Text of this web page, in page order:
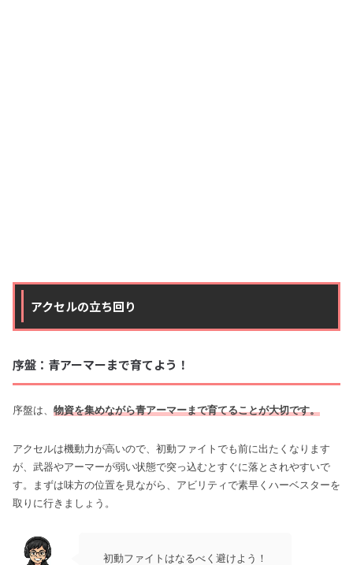
アクセルの立ち回り
序盤：青アーマーまで育てよう！
序盤は、 物資を集めながら青アーマーまで育てることが大切です。
アクセルは機動力が高いので、初動ファイトでも前に出たくなります
が、武器やアーマーが弱い状態で突っ込むとすぐに落とされやすいで
す。まずは味方の位置を見ながら、アビリティで素早くハーベスターを
取りに行きましょう。
初動ファイトはなるべく避けよう！